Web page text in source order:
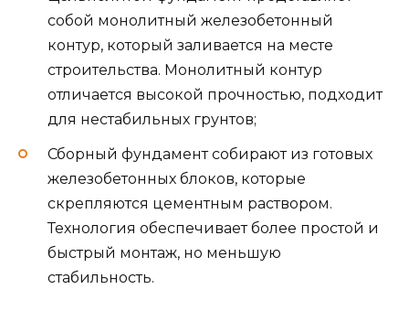
собой монолитный железобетонный
контур, который заливается на месте
строительства. Монолитный контур
отличается высокой прочностью, подходит
для нестабильных грунтов;
Сборный фундамент собирают из готовых
железобетонных блоков, которые
скрепляются цементным раствором.
Технология обеспечивает более простой и
быстрый монтаж, но меньшую
стабильность.